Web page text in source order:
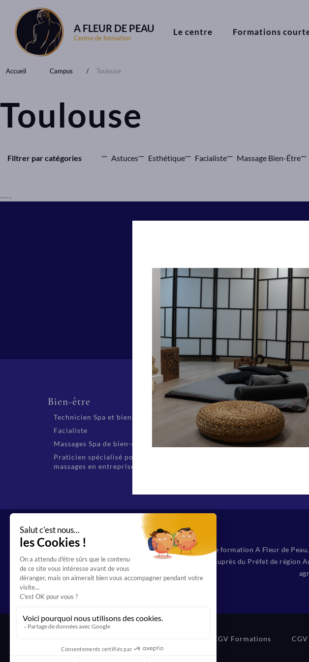
A FLEUR DE PEAU
Centre de formation
Le centre Formations
Accueil Campus Toulouse
Toulouse
Filtrer par catégories Astuces Esthétique Facialiste Massage Bien-Être
----
269 Rue
69003
Bien-être
Technicien Spa et bien-être
Facialiste
Massages Spa de bien-être
Praticien spécialisé pour les
massages en entreprise
Beauté
CAP Esthétique, Cosmétique,
Parfumerie
Extension de cils
Organisme de formation A Fleur de
69 12544 69 auprès du Préfet de région
CGV Formations